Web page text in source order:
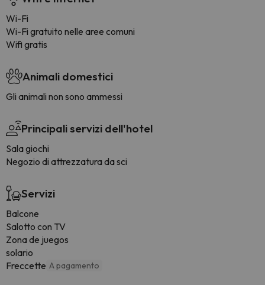
Wi-Fi
Wi-Fi gratuito nelle aree comuni
Wifi gratis
Animali domestici
Gli animali non sono ammessi
Principali servizi dell'hotel
Sala giochi
Negozio di attrezzatura da sci
Servizi
Balcone
Salotto con TV
Zona de juegos
solario
Freccette A pagamento